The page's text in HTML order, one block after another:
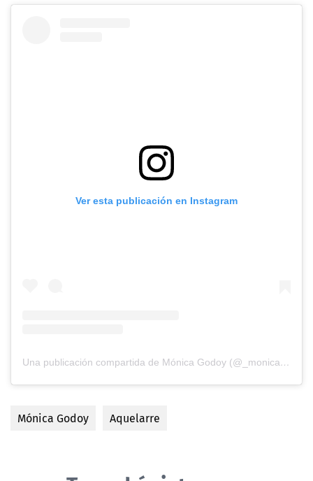
Ver esta publicación en Instagram
Una publicación compartida de Mónica Godoy (@_monicagodoy_)
Mónica Godoy Aquelarre